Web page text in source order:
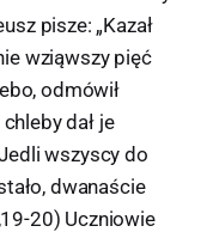
pisze: „Kazał
wziąwszy pięć
odmówił
dał je
wszyscy do
dwanaście
20) Uczniowie